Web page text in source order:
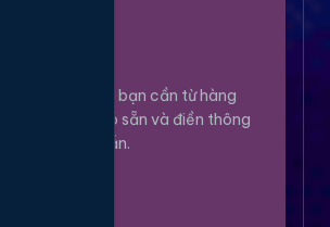
Lựa chọn dịch vụ bạn cần từ hàng
ngàn tùy chọn có sẵn và điền thông
tin theo hướng dẫn.